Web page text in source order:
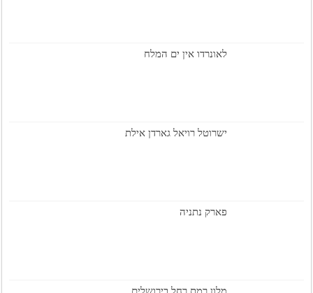
לאונרדו אין ים המלח
ישרוטל רויאל גארדן אילת
פארק נתניה